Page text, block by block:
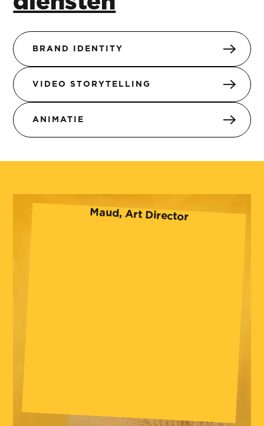
BRAND IDENTITY
VIDEO STORYTELLING
ANIMATIE
Maud, Art Director